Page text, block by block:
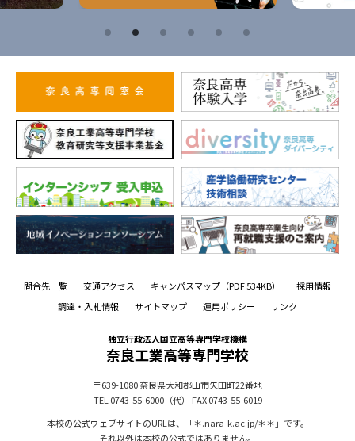
問合先一覧 交通アクセス キャンパスマップ （PDF 534KB）
採用情報
調達・入札情報
サイトマップ 運用ポリシー リンク
独立行政法人国立高等専門学校機構
奈良工業高等専門学校
〒639-1080奈良県大和郡山市矢田町22番地
TEL 0743-55-6000（代）
FAX 0743-55-6019
本校の公式ウェブサイトのURLは、「＊.nara-k.ac.jp/＊＊」です。
それ以外は本校の公式ではありません。